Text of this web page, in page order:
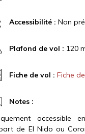
Accessibilité : Non
Plafond de vol : 120
Fiche de vol : Fiche
Notes :
accessible
de El Nido ou